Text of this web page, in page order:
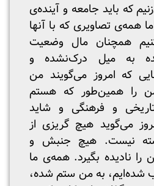
که باید جامعه و آینده‌ی
همه‌ی تصاویری که با آنها
همچنان مال وضعیت
به میل درک‌نشده‌ و
که امروز می‌گویند من
را همین‌طور که هستم
و فرهنگی و شاید
می‌گوید هیچ گریزی از
نیست. هیچ جنبش و
را نادیده بگیرد. همه‌ی ما
شده‌ایم،‌ به من ستم شده،